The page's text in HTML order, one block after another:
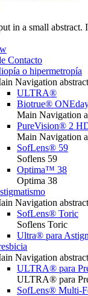
in a small abstract.
Contacto
o hipermetropía
Navigation abstract
ULTRA®
Biotrue®
Main Navigation
PureVision® 2
Main Navigation
SofLens® 59
Soflens 59
Optima™ 38
Optima 38
Navigation abstract
SofLens® Toric
Soflens Toric
Ultra® para
Navigation abstract
ULTRA® para
ULTRA® para
SofLens® Multi-